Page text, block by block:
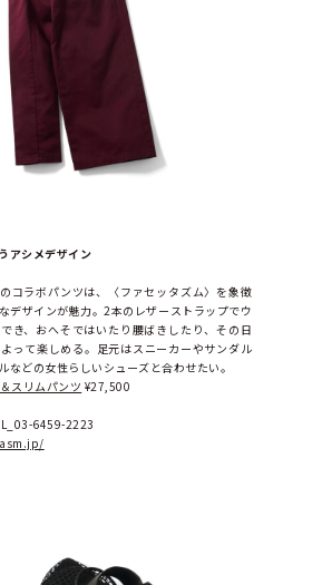
アシメデザイン
のコラボパンツは、〈ファセッタズム〉を象徴
デザインが魅力。2本のレザーストラップでウ
き、おへそではいたり腰ばきしたり、その日
って楽しめる。足元はスニーカーやサンダル
などの女性らしいシューズと合わせたい。
スリムパンツ ¥27,500
6459-2223